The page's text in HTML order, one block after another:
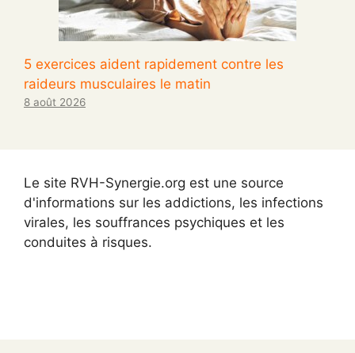
5 exercices aident rapidement contre les
raideurs musculaires le matin
8 août 2026
Le site RVH-Synergie.org est une source
d'informations sur les addictions, les infections
virales, les souffrances psychiques et les
conduites à risques.